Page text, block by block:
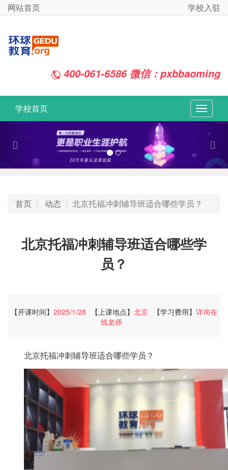
网站首页 学校入驻
400-061-6586 微信：pxbbaoming
切
换
导
学校首页
首页 动态 北京托福冲刺辅导班适合哪些学员？
北京托福冲刺辅导班适合哪些学
员？
【开课时间】 2025/1/28 【上课地点】 北京 【学习费用】 详询在
线老师
北京托福冲刺辅导班适合哪些学员？